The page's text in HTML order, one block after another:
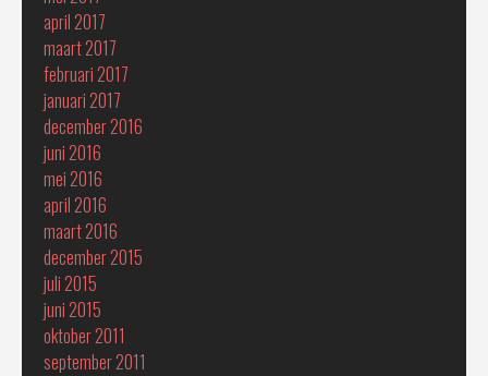
april 2017
maart 2017
februari 2017
januari 2017
december 2016
juni 2016
mei 2016
april 2016
maart 2016
december 2015
juli 2015
juni 2015
oktober 2011
september 2011